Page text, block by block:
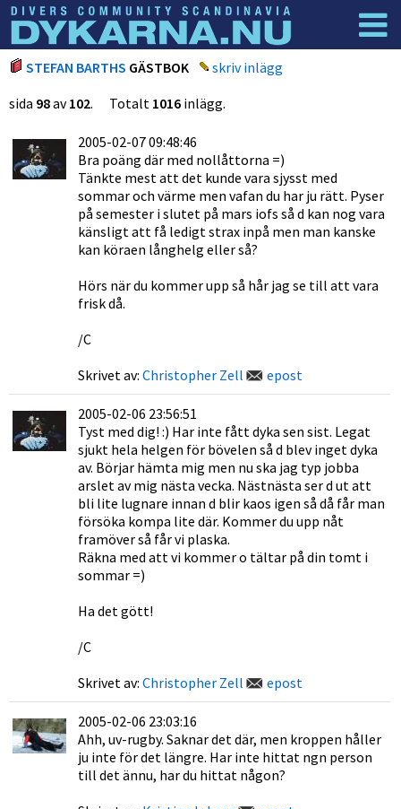
Dyknyheter
STEFAN BARTHS GÄSTBOK
skriv inlägg
sida 98av102. Totalt 1016 inlägg.
2005-02-07 09:48:46
Bra poäng där med nollåttorna =)
Tänkte mest att det kunde vara sjysst med
sommar och värme men vafan du har ju rätt. Pyser
på semester i slutet på mars iofs så d kan nog vara
känsligt att få ledigt strax inpå men man kanske
kan köraen långhelg eller så?
Hörs när du kommer upp så hår jag se till att vara
frisk då.
/C
Skrivet av: Christopher Zell epost
2005-02-06 23:56:51
Tyst med dig! :) Har inte fått dyka sen sist. Legat
sjukt hela helgen för bövelen så d blev inget dyka
av. Börjar hämta mig men nu ska jag typ jobba
arslet av mig nästa vecka. Nästnästa ser d ut att
bli lite lugnare innan d blir kaos igen så då får man
försöka kompa lite där. Kommer du upp nåt
framöver så får vi plaska.
Räkna med att vi kommer o tältar på din tomt i
sommar =)
Ha det gött!
/C
Skrivet av: Christopher Zell epost
2005-02-06 23:03:16
Ahh, uv-rugby. Saknar det där, men kroppen håller
ju inte för det längre. Har inte hittat ngn person
till det ännu, har du hittat någon?